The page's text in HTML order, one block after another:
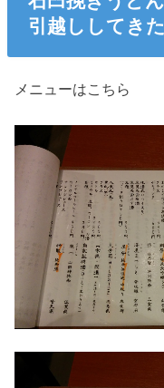
引越ししてき
メニューはこちら